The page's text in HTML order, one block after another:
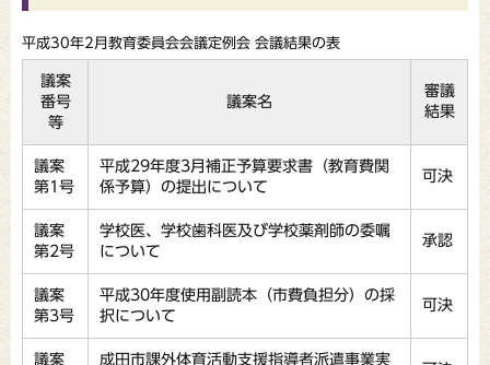
平成30年2月教育委員会会議定例会 会議結果の表
議案
番号
等
議案名
審議
結果
議案
第1号
平成29年度3月補正予算要求書（教育費関
係予算）の提出について
可決
議案
第2号
学校医、学校歯科医及び学校薬剤師の委嘱
について
承認
議案
第3号
平成30年度使用副読本（市費負担分）の採
択について
可決
議案
成田市課外体育活動支援指導者派遣事業実